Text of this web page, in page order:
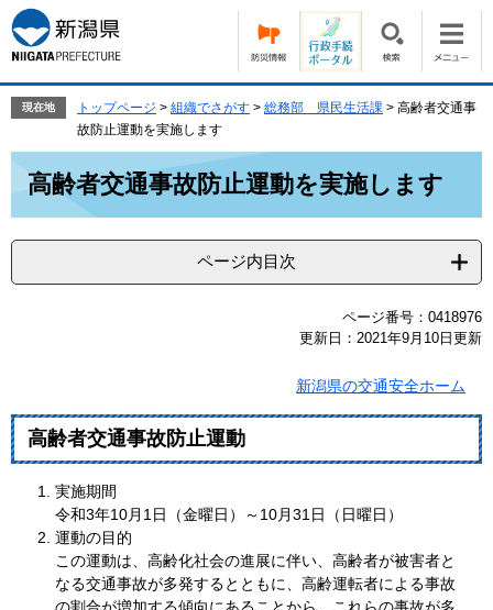
ー
ジ
の
で
す。
ニ
ュ
ー
ば
本
文
現在地 トップページ > 組織でさがす > 総務部 県民生活課 > 高齢者交通事
故防止運動を実施します
高齢者交通事故防止運動を実施します
ページ内目次
ページ番号：0418976
更新日：2021年9月10日更新
新潟県の交通安全ホーム
高齢者交通事故防止運動
実施期間
令和3年10月1日（金曜日）～10月31日（日曜日）
運動の目的
この運動は、高齢化社会の進展に伴い、高齢者が被害者と
なる交通事故が多発するとともに、高齢運転者による事故